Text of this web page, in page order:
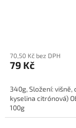
produktu
je
z
5
hvězdiček.
70,50 Kč bez DPH
79 Kč
340g, Složení:
kyselina citrónová)
100g